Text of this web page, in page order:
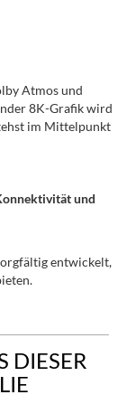
Atmos und
8K-Grafik wird
im Mittelpunkt
und
entwickelt,
DIESER